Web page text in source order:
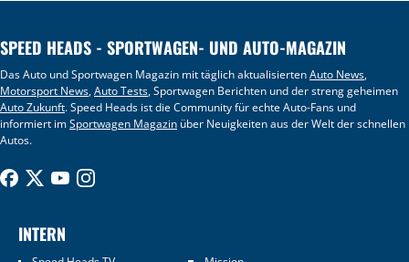
SPEED HEADS - SPORTWAGEN- UND AUTO-MAGAZIN
Das Auto und Sportwagen Magazin mit täglich aktualisiertenAuto News,
Motorsport News,Auto Tests, Sportwagen Berichten und der streng geheimen
Auto Zukunft. Speed Heads ist die Community für echte Auto-Fans und
informiert imSportwagen Magazin über Neuigkeiten aus der Welt der schnellen
Autos.
INTERN